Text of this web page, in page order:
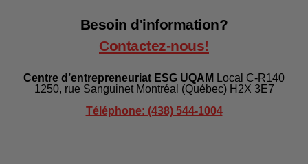
Besoin d'information?
Contactez-nous!
Centre d’entrepreneuriat ESG UQAM Local C-R140
1250, rue Sanguinet Montréal (Québec) H2X 3E7
Téléphone: (438) 544-1004